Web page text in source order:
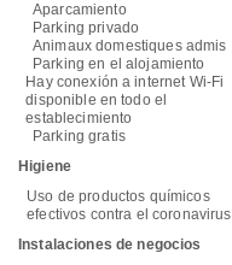
Aparcamiento
Parking privado
Animaux domestiques admis
Parking en el alojamiento
Hay conexión a internet Wi-Fi
disponible en todo el
establecimiento
Parking gratis
Higiene
Uso de productos químicos
efectivos contra el coronavirus
Instalaciones de negocios